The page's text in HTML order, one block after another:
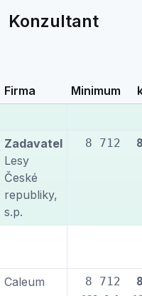
Konzultant
Firma Minimum
Zadavatel
Lesy
České
republiky,
s.p.
8 712
Caleum
8 712